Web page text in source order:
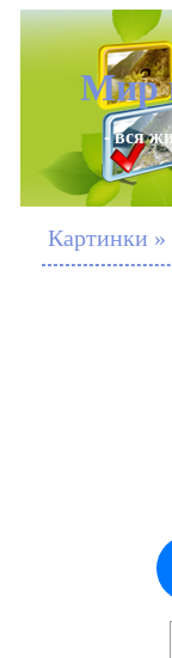
Мир
- вся
Картинки »